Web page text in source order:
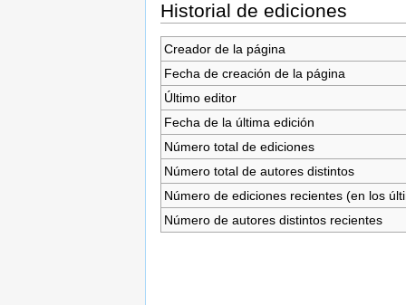
Historial de ediciones
Creador de la página
Fecha de creación de la página
Último editor
Fecha de la última edición
Número total de ediciones
Número total de autores distintos
Número de ediciones recientes (en los
Número de autores distintos recientes